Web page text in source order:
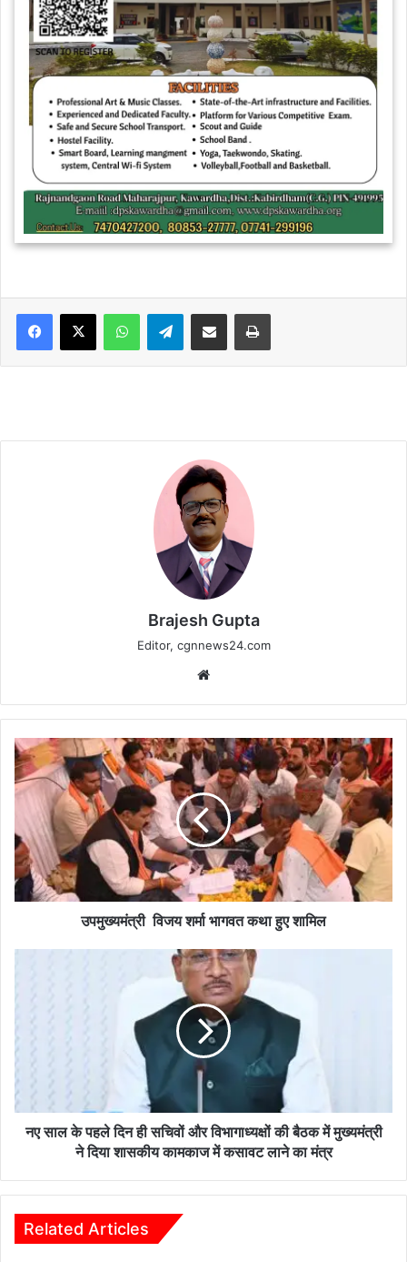
WhatsAppTelegramShare via Email Print
Brajesh Gupta
Editor, cgnnews24.com
उपमुख्यमंत्री
विजय
शर्मा
कथा
हुए
शामिल
उपमुख्यमंत्री विजय शर्मा भागवत कथा हुए शामिल
दिन
ही
सचिवों
और
विभागाध्यक्षों
की
दिया
शासकीय
नए साल के पहले दिन ही सचिवों और विभागाध्यक्षों की बैठक में मुख्यमंत्री
ने दिया शासकीय कामकाज में कसावट लाने का मंत्र
Related Articles